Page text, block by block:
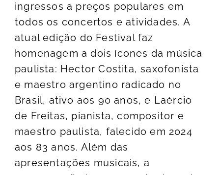
ingressos a preços populares em
todos os concertos e atividades. A
atual edição do Festival faz
homenagem a dois ícones da música
paulista: Hector Costita, saxofonista
e maestro argentino radicado no
Brasil, ativo aos 90 anos, e Laércio
de Freitas, pianista, compositor e
maestro paulista, falecido em 2024
aos 83 anos. Além das
apresentações musicais, a